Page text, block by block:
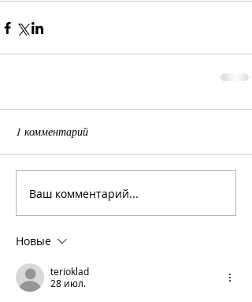
1 комментарий
Ваш комментарий...
Новые
terioklad
28 июл.